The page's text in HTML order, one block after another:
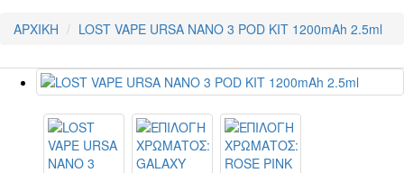
ΑΡΧΙΚΗ LOST VAPE URSA NANO 3 POD KIT 1200mAh 2.5ml